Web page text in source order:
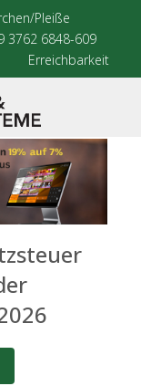
Pleiße
3762 6848-609
Erreichbarkeit